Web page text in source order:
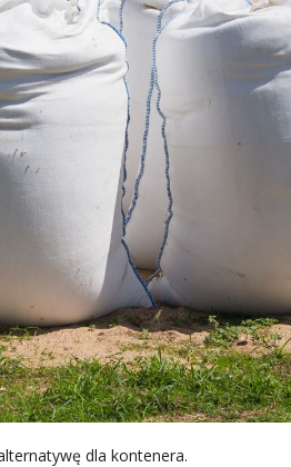
dla kontenera.